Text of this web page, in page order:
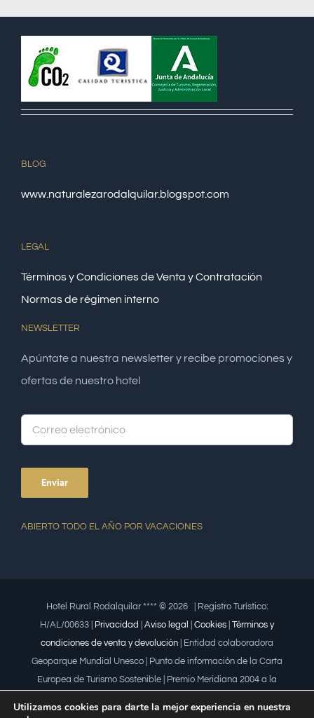
BLOG
www.naturalezarodalquilar.blogspot.com
LEGAL
Términos y Condiciones de Venta y Contratación
Normas de régimen interno
NEWSLETTER
Apúntate a nuestra newsletter y recibe promociones y
ofertas de nuestro hotel
ABIERTO TODO EL AÑO POR VACACIONES
Hotel Rural Rodalquilar **** © 2026 | Registro Turístico:
H/AL/00633 |
Privacidad Aviso legal Cookies Términos y
condiciones de venta y devolución | Entidad colaboradora
Geoparque Mundial Unesco | Punto de información de la Carta
Europea de Turismo Sostenible | Premio Meridiana 2004 a la
Utilizamos cookies para darte la mejor experiencia en nuestra